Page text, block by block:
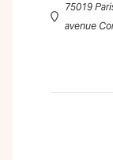
75019
avenue